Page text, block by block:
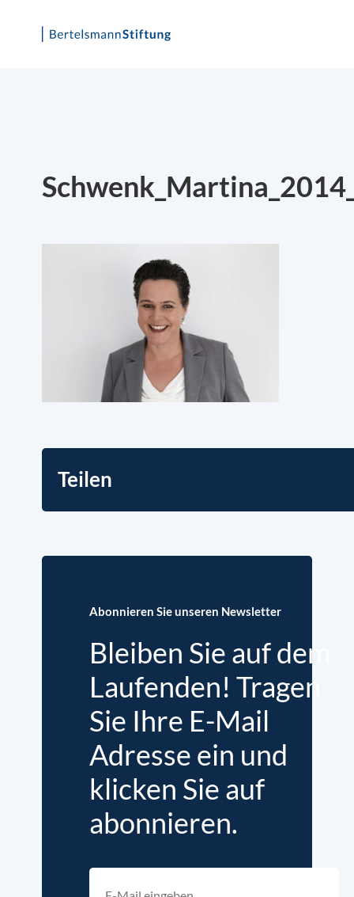
Teilen
Abonnieren Sie unseren Newsletter
Bleiben Sie auf dem
Laufenden! Tragen
Sie Ihre E-Mail
Adresse ein und
klicken Sie auf
abonnieren.